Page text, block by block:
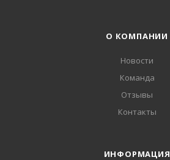
О КОМПАНИИ
Новости
Команда
Отзывы
Контакты
ИНФОРМАЦИЯ